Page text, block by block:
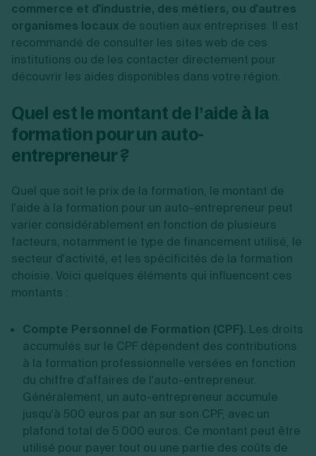
commerce et d'industrie, des métiers, ou d'autres
organismes locaux de soutien aux entreprises. Il est
recommandé de consulter les sites web de ces
institutions ou de les contacter directement pour
découvrir les aides disponibles dans votre région.
Quel est le montant de l’aide à la
formation pour un auto-
entrepreneur ?
Quel que soit le prix de la formation, le montant de
l'aide à la formation pour un auto-entrepreneur peut
varier considérablement en fonction de plusieurs
facteurs, notamment le type de financement utilisé, le
secteur d'activité, et les spécificités de la formation
choisie. Voici quelques éléments qui influencent ces
montants :
Compte Personnel de Formation (CPF). Les droits
accumulés sur le CPF dépendent des contributions
à la formation professionnelle versées en fonction
du chiffre d'affaires de l'auto-entrepreneur.
Généralement, un auto-entrepreneur accumule
jusqu'à 500 euros par an sur son CPF, avec un
plafond total de 5 000 euros. Ce montant peut être
utilisé pour payer tout ou une partie des coûts de